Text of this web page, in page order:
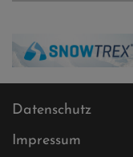
Datenschutz